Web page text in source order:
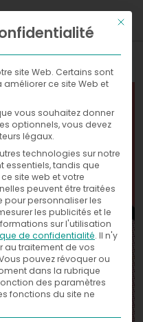
Ce
site Web. Certains sont
ce site Web et
vous souhaitez donner
optionnels, vous devez
légaux.
technologies sur notre
essentiels, tandis que
site web et votre
peuvent être traitées
pour personnaliser les
les publicités et le
sur l'utilisation
de confidentialité. Il n'y
au traitement de vos
pouvez révoquer ou
dans la rubrique
des paramètres
fonctions du site ne